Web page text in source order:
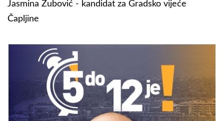
Jasmina Zubović - kandidat za Gradsko vijeće
Čapljine